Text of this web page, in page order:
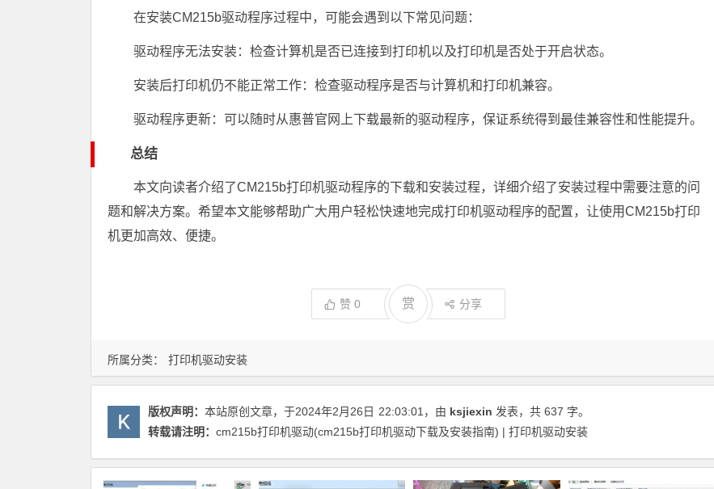
所属分类： 打印机驱动安装
在安装CM215b驱动程序过程中，可能会遇到以下常见问题：
驱动程序无法安装：检查计算机是否已连接到打印机以及打印机是否处于开启状态。
安装后打印机仍不能正常工作：检查驱动程序是否与计算机和打印机兼容。
驱动程序更新：可以随时从惠普官网上下载最新的驱动程序，保证系统得到最佳兼容性和性能提升。
总结
本文向读者介绍了CM215b打印机驱动程序的下载和安装过程，详细介绍了安装过程中需要注意的问
题和解决方案。希望本文能够帮助广大用户轻松快速地完成打印机驱动程序的配置，让使用CM215b打印
机更加高效、便捷。
赞 0 赏 分享
版权声明： 本站原创文章，于2024年2月26日 22:03:01 ，由 ksjiexin 发表，共 637 字。
转载请注明： cm215b打印机驱动(cm215b打印机驱动下载及安装指南) | 打印机驱动安装